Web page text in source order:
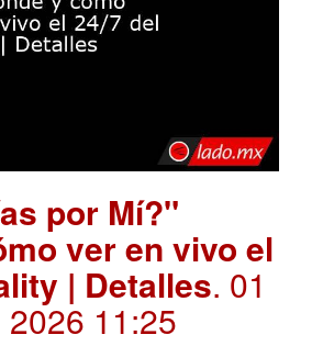
por Mí?"
ver en vivo el
| Detalles. 01
11:25